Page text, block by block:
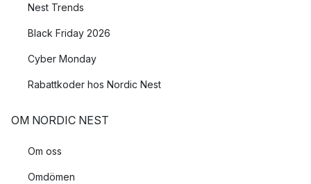
Nest Trends
Black Friday 2026
Cyber Monday
Rabattkoder hos Nordic Nest
OM NORDIC NEST
Om oss
Omdömen